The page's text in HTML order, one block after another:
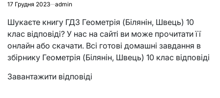
17 Грудня 2023 admin
Шукаєте книгу ГДЗ Геометрія (Білянін, Швець) 10
клас відповіді? У нас на сайті ви може прочитати її
онлайн або скачати. Всі готові домашні завдання в
збірнику Геометрія (Білянін, Швець) 10 клас відповіді
Завантажити відповіді